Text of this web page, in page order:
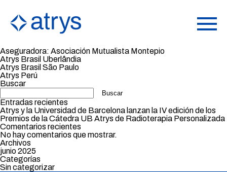
Aseguradora: Asociación Mutualista Montepio
Atrys Brasil Uberlândia
Atrys Brasil São Paulo
Atrys Perú
Buscar
Buscar
Entradas recientes
Atrys y la Universidad de Barcelona lanzan la IV edición de los
Premios de la Cátedra UB Atrys de Radioterapia Personalizada
Comentarios recientes
No hay comentarios que mostrar.
Archivos
junio 2025
Categorías
Sin categorizar